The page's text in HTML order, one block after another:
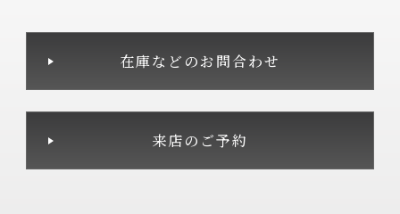
在庫などのお問合わせ
来店のご予約